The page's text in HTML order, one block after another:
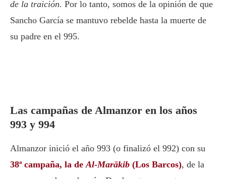
de la traición. Por lo tanto, somos de la opinión de que
Sancho García se mantuvo rebelde hasta la muerte de
su padre en el 995.
Las campañas de Almanzor en los años
993 y 994
Almanzor inició el año 993 (o finalizó el 992) con su
38ª campaña, la deAl-Marākib (Los Barcos), de la